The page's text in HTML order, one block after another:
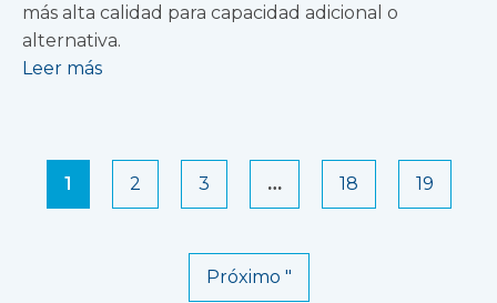
más alta calidad para capacidad adicional o
alternativa.
Leer más
1 2 3 … 18 19
Próximo "